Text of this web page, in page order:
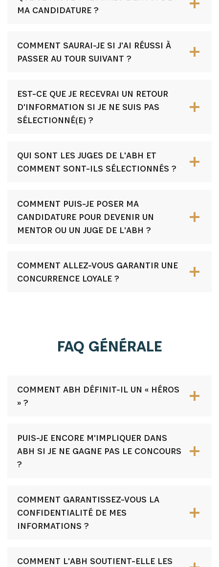
MA CANDIDATURE ?
COMMENT SAURAI-JE SI J'AI RÉUSSI À
PASSER AU TOUR SUIVANT ?
EST-CE QUE JE RECEVRAI UN RETOUR
D'INFORMATION SI JE NE SUIS PAS
SÉLECTIONNÉ(E) ?
QUI SONT LES JUGES DE L'ABH ET
COMMENT SONT-ILS SÉLECTIONNÉS ?
COMMENT PUIS-JE POSER MA
CANDIDATURE POUR DEVENIR UN
MENTOR OU UN JUGE DE L'ABH ?
COMMENT ALLEZ-VOUS GARANTIR UNE
CONCURRENCE LOYALE ?
FAQ GÉNÉRALE
COMMENT ABH DÉFINIT-IL UN « HÉROS
» ?
PUIS-JE ENCORE M'IMPLIQUER DANS
ABH SI JE NE GAGNE PAS LE CONCOURS
?
COMMENT GARANTISSEZ-VOUS LA
CONFIDENTIALITÉ DE MES
INFORMATIONS ?
COMMENT L'ABH SOUTIENT-ELLE LES